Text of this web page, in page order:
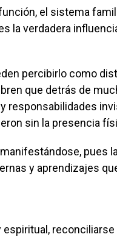
el sistema
la verdadera
percibirlo como
que detrás de
responsabilidades
sin la presencia
pues
y aprendizajes
reconciliarse